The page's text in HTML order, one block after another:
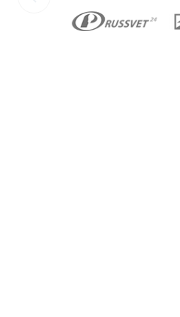
метрической резьбой М по ГОСТ
цилиндрической трубной